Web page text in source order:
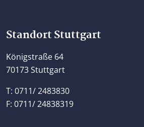
Standort Stuttgart
Königstraße 64
70173 Stuttgart
T: 0711/ 2483830
F: 0711/ 24838319